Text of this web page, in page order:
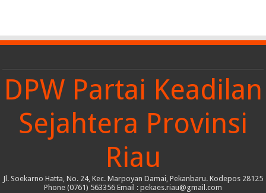
DPW Partai Keadilan
Sejahtera Provinsi
Riau
Jl. Soekarno Hatta, No. 24, Kec. Marpoyan Damai, Pekanbaru. Kodepos 28125
Phone (0761) 563356 Email : pekaes.riau@gmail.com